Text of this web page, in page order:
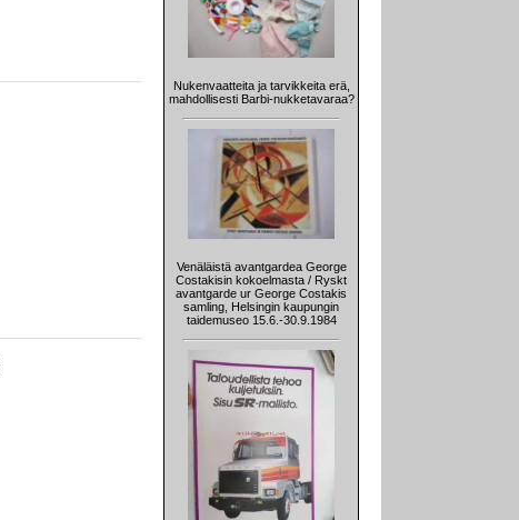
Nukenvaatteita ja tarvikkeita erä,
mahdollisesti Barbi-nukketavaraa?
Venäläistä avantgardea George
Costakisin kokoelmasta / Ryskt
avantgarde ur George Costakis
samling, Helsingin kaupungin
taidemuseo 15.6.-30.9.1984